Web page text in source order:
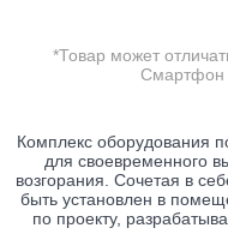
*Товар может
Смартфон
Комплекс оборудования
для своевременного
возгорания. Сочетая в
быть установлен в
по проекту,